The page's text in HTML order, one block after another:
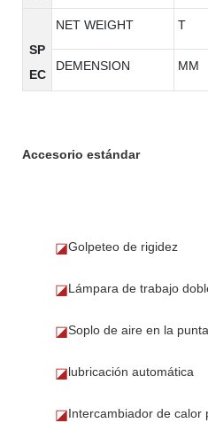
SP
EC
NET WEIGHT T
DEMENSION MM
Accesorio estándar
◪Golpeteo de rigidez
◪Lámpara de trabajo
◪Soplo de aire en la
◪lubricación automática
◪Intercambiador de calor